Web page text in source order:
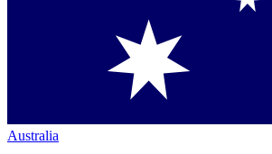
Australia